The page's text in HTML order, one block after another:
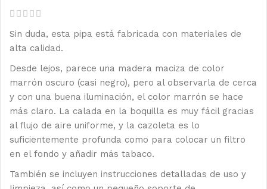
Sin duda, esta pipa está fabricada con materiales de
alta calidad.
Desde lejos, parece una madera maciza de color
marrón oscuro (casi negro), pero al observarla de cerca
y con una buena iluminación, el color marrón se hace
más claro. La calada en la boquilla es muy fácil gracias
al flujo de aire uniforme, y la cazoleta es lo
suficientemente profunda como para colocar un filtro
en el fondo y añadir más tabaco.
También se incluyen instrucciones detalladas de uso y